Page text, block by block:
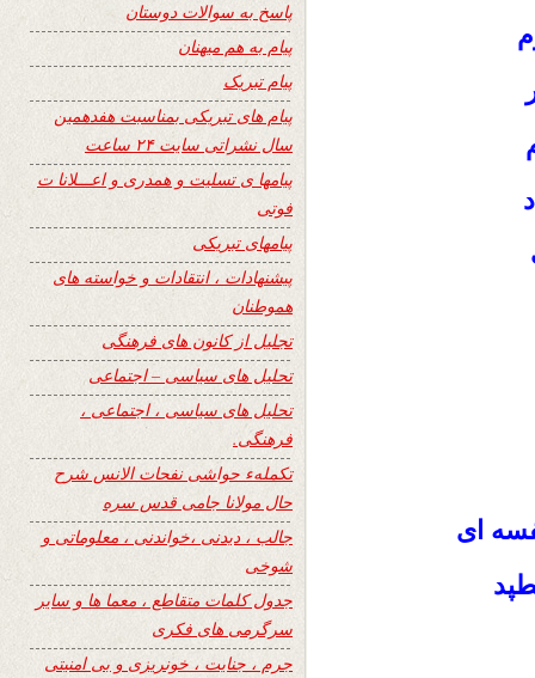
ای
پاسخ به سوالات دوستان
پیام به هم میهنان
پیام تبریک
پیام های تبریکی بمناسبت هفدهمین
سال نشراتی سایت ۲۴ ساعت
پیامها ی تسلیت و همدری و اعـــلانا ت
فوتی
پیامهای تبریکی
پیشنهادات ، انتقادات و خواسته های
هموطنان
تجلیل از کانون های فرهنگی
تحلیل های سیاسی – اجتماعی
تحلیل های سیاسی ، اجتماعی ،
فرهنگی.
تکملهء حواشی نفحات الانس شرح
حال مولانا جامی قدس سره
جالب ، دیدنی ،خواندنی ، معلوماتی و
شوخی
جدول کلمات متقاطع ، معما ها و سایر
سرگرمی های فکری
جرم ، جنایت ، خونریزی و بی امنیتی